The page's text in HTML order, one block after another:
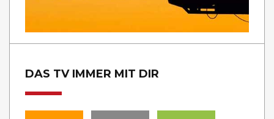
DAS TV IMMER MIT DIR